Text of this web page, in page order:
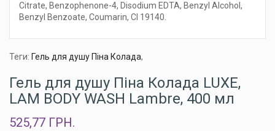
Citrate, Benzophenone-4, Disodium EDTA, Benzyl Alcohol,
Benzyl Benzoate, Coumarin, CI 19140.
Теги: Гель для душу Піна Колада,
Гель для душу Піна Колада LUXE,
LAM BODY WASH Lambre, 400 мл
525,77 ГРН.